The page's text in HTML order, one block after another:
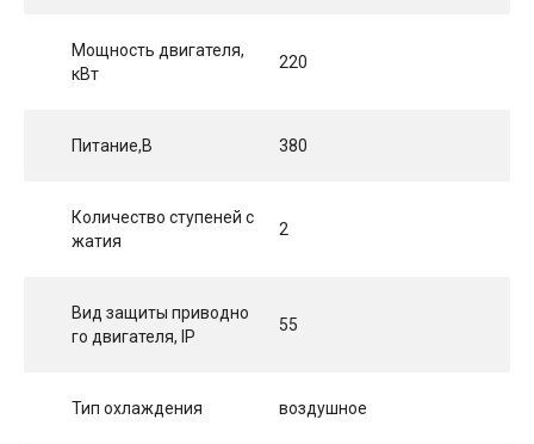
Мощность двигателя,
кВт
220
Питание,В 380
Количество ступеней с
жатия
2
Вид защиты приводно
го двигателя, IP
55
Тип охлаждения воздушное